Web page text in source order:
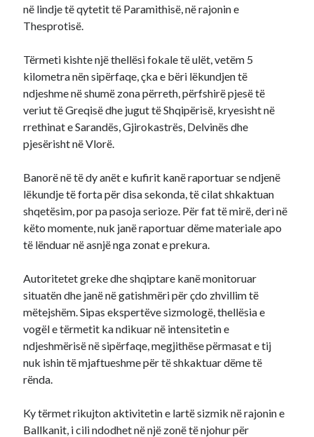
në lindje të qytetit të Paramithisë, në rajonin e
Thesprotisë.
Tërmeti kishte një thellësi fokale të ulët, vetëm 5
kilometra nën sipërfaqe, çka e bëri lëkundjen të
ndjeshme në shumë zona përreth, përfshirë pjesë të
veriut të Greqisë dhe jugut të Shqipërisë, kryesisht në
rrethinat e Sarandës, Gjirokastrës, Delvinës dhe
pjesërisht në Vlorë.
Banorë në të dy anët e kufirit kanë raportuar se ndjenë
lëkundje të forta për disa sekonda, të cilat shkaktuan
shqetësim, por pa pasoja serioze. Për fat të mirë, deri në
këto momente, nuk janë raportuar dëme materiale apo
të lënduar në asnjë nga zonat e prekura.
Autoritetet greke dhe shqiptare kanë monitoruar
situatën dhe janë në gatishmëri për çdo zhvillim të
mëtejshëm. Sipas ekspertëve sizmologë, thellësia e
vogël e tërmetit ka ndikuar në intensitetin e
ndjeshmërisë në sipërfaqe, megjithëse përmasat e tij
nuk ishin të mjaftueshme për të shkaktuar dëme të
rënda.
Ky tërmet rikujton aktivitetin e lartë sizmik në rajonin e
Ballkanit, i cili ndodhet në një zonë të njohur për